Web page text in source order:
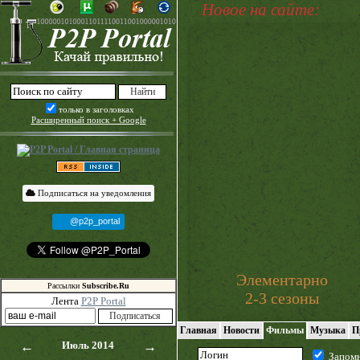
только в заголовках
Расширенный поиск + Google
Подписаться на уведомления
@p2p_portal
Рассылки Subscribe.Ru
Лента P2P Portal
← Июль 2014 →
Новое на сайте:
Элементарно
2-3 сезоны
Главная Новости Фильмы Музыка